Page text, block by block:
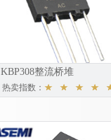
KBP308整流桥堆
热卖指数：